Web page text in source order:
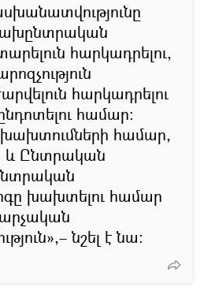
հարկադրելու,
հարկադրելու
համար։
համար,
և Ընտրական
խախտելու համար
նշել է նա։